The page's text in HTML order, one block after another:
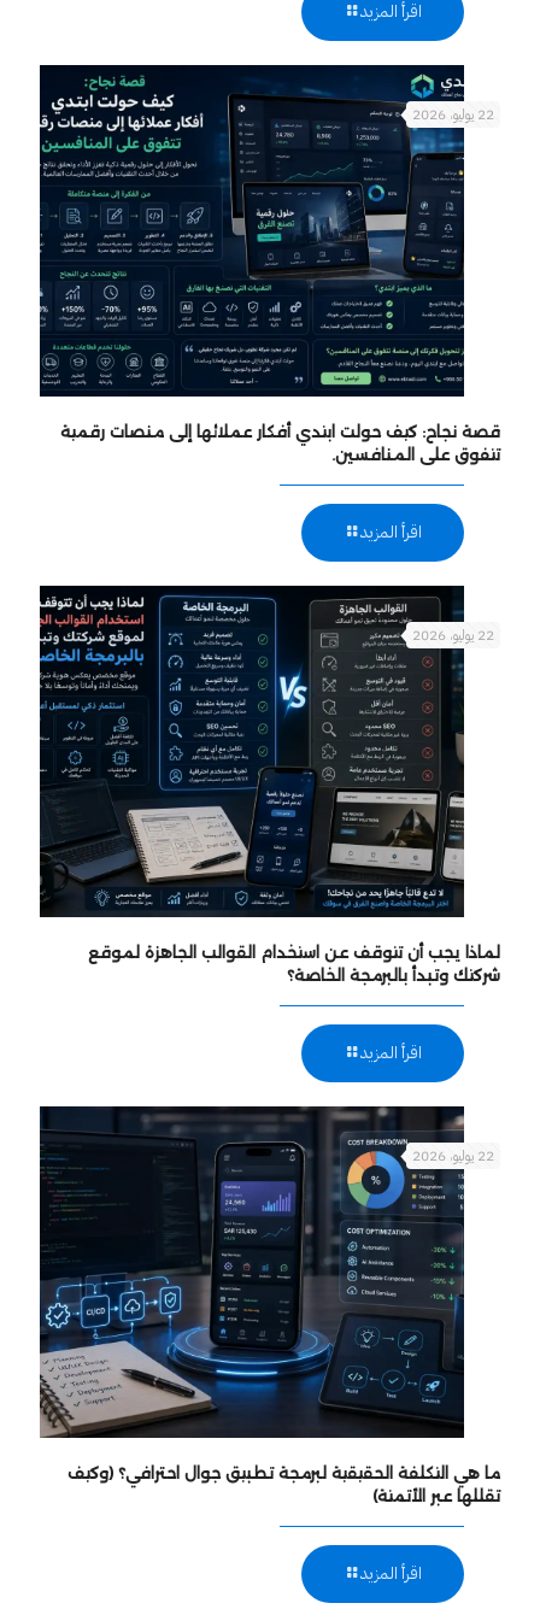
اقرأ المزيد
22 يوليو، 2026
قصة نجاح: كيف حولت ابتدي أفكار عملائها إلى منصات رقمية
تتفوق على المنافسين.
اقرأ المزيد
22 يوليو، 2026
لماذا يجب أن تتوقف عن استخدام القوالب الجاهزة لموقع
شركتك وتبدأ بالبرمجة الخاصة؟
اقرأ المزيد
22 يوليو، 2026
ما هي التكلفة الحقيقية لبرمجة تطبيق جوال احترافي؟ (وكيف
تقللها عبر الأتمتة)
اقرأ المزيد